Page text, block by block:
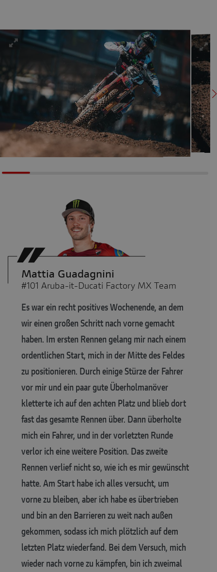
Mattia Guadagnini
#101 Aruba-it-Ducati Factory MX Team
Es war ein recht positives Wochenende, an dem
wir einen großen Schritt nach vorne gemacht
haben. Im ersten Rennen gelang mir nach einem
ordentlichen Start, mich in der Mitte des Feldes
zu positionieren. Durch einige Stürze der Fahrer
vor mir und ein paar gute Überholmanöver
kletterte ich auf den achten Platz und blieb dort
fast das gesamte Rennen über. Dann überholte
mich ein Fahrer, und in der vorletzten Runde
verlor ich eine weitere Position. Das zweite
Rennen verlief nicht so, wie ich es mir gewünscht
hatte. Am Start habe ich alles versucht, um
vorne zu bleiben, aber ich habe es übertrieben
und bin an den Barrieren zu weit nach außen
gekommen, sodass ich mich plötzlich auf dem
letzten Platz wiederfand. Bei dem Versuch, mich
wieder nach vorne zu kämpfen, bin ich zweimal